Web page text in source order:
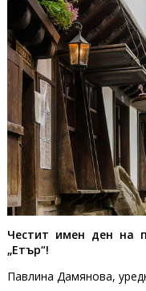
Честит имен ден на
„Етър“!
Павлина Дамянова,